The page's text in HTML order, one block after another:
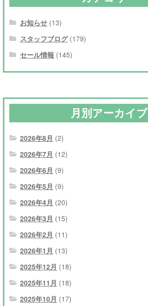
お知らせ (13)
スタッフブログ(179)
セール情報 (145)
月別アーカイブ
2026年8月 (2)
2026年7月 (12)
2026年6月 (9)
2026年5月 (9)
2026年4月 (20)
2026年3月 (15)
2026年2月 (11)
2026年1月 (13)
2025年12月 (18)
2025年11月 (18)
2025年10月 (17)